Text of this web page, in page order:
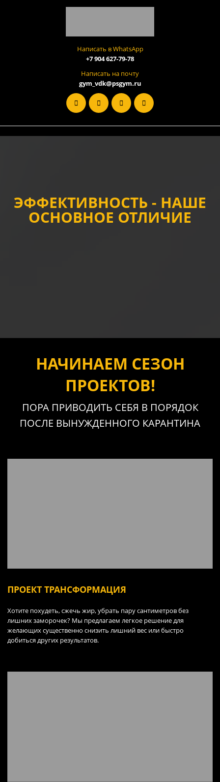
Написать в WhatsApp
+7 904 627-79-78
Написать на почту
gym_vdk@psgym.ru
ЭФФЕКТИВНОСТЬ - НАШЕ
ОСНОВНОЕ ОТЛИЧИЕ
НАЧИНАЕМ СЕЗОН
ПРОЕКТОВ!
ПОРА ПРИВОДИТЬ СЕБЯ В ПОРЯДОК
ПОСЛЕ ВЫНУЖДЕННОГО КАРАНТИНА
ПРОЕКТ ТРАНСФОРМАЦИЯ
Хотите похудеть, сжечь жир, убрать пару сантиметров без
лишних заморочек? Мы предлагаем легкое решение для
желающих существенно снизить лишний вес или быстро
добиться других результатов.